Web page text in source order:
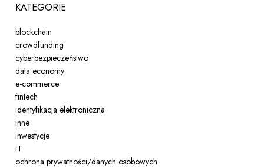
KATEGORIE
blockchain
crowdfunding
cyberbezpieczeństwo
data economy
e-commerce
fintech
identyfikacja elektroniczna
inne
inwestycje
IT
ochrona prywatności/danych osobowych